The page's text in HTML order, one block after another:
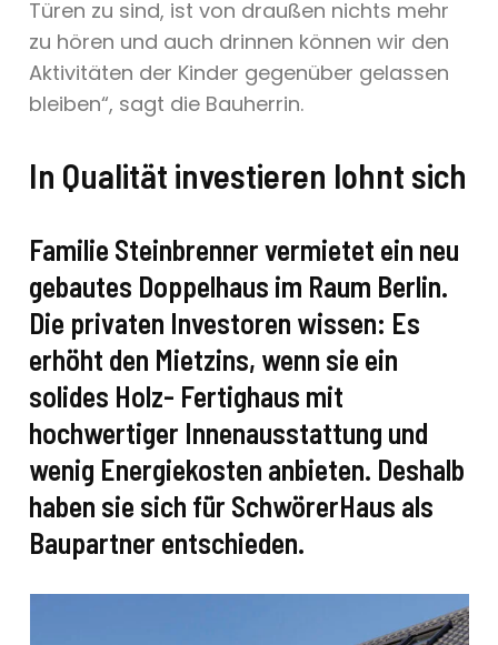
Türen zu sind, ist von draußen nichts mehr
zu hören und auch drinnen können wir den
Aktivitäten der Kinder gegenüber gelassen
bleiben“, sagt die Bauherrin.
In Qualität investieren lohnt sich
Familie Steinbrenner vermietet ein neu
gebautes Doppelhaus im Raum Berlin.
Die privaten Investoren wissen: Es
erhöht den Mietzins, wenn sie ein
solides Holz- Fertighaus mit
hochwertiger Innenausstattung und
wenig Energiekosten anbieten. Deshalb
haben sie sich für SchwörerHaus als
Baupartner entschieden.